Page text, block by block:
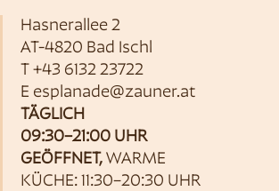
Hasnerallee 2
AT-4820 Bad Ischl
T +43 6132 23722
E esplanade@zauner.at
TÄGLICH
09:30–21:00 UHR
GEÖFFNET, WARME
KÜCHE: 11:30–20:30 UHR